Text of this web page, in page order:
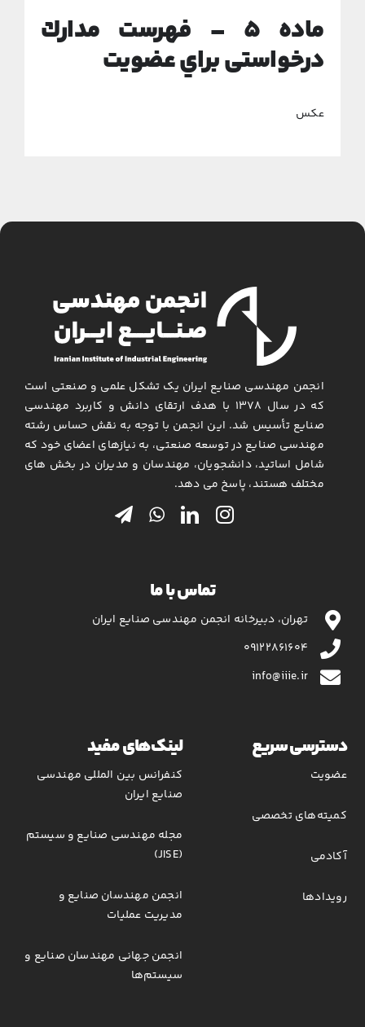
ﻣﺎده ۵ – ﻓﻬﺮﺳﺖ ﻣﺪارك
درخواستی ﺑﺮاي ﻋﻀﻮﻳﺖ
عکس
انجمن مهندسی صنایع ایران یک تشکل علمی و صنعتی است
که در سال ۱۳۷۸ با هدف ارتقای دانش و کاربرد مهندسی
صنایع تأسیس شد. این انجمن با توجه به نقش حساس رشته
مهندسی صنایع در توسعه صنعتی، به نیازهای اعضای خود که
شامل اساتید، دانشجویان، مهندسان و مدیران در بخش های
مختلف هستند، پاسخ می دهد.
تماس با ما
تهران، دبیرخانه انجمن مهندسی صنایع ایران
۰۹۱۲۲۸۶۱۶۰۴
info@iiie.ir
دسترسی سریع
عضویت
کمیته‌های تخصصی
آکادمی
رویدادها
لینک‌های مفید
کنفرانس بین المللی مهندسی
صنایع ایران
مجله مهندسی صنایع و سیستم
(JISE)
انجمن مهندسان صنایع و
مدیریت عملیات
انجمن جهانی مهندسان صنایع و
سیستم‌ها